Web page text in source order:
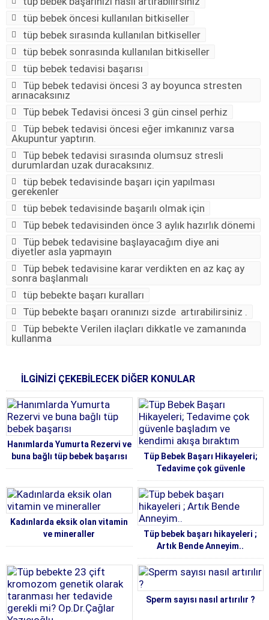
tüp bebek öncesi kullanılan bitkiseller
tüp bebek sırasında kullanılan bitkiseller
tüp bebek sonrasında kullanılan bitkiseller
tüp bebek tedavisi başarısı
Tüp bebek tedavisi öncesi 3 ay boyunca stresten
arınacaksınız
Tüp bebek Tedavisi öncesi 3 gün cinsel perhiz
Tüp bebek tedavisi öncesi eğer imkanınız varsa
Akupuntur yaptırın.
Tüp bebek tedavisi sırasında olumsuz stresli
durumlardan uzak duracaksınız.
tüp bebek tedavisinde başarı için yapılması
gerekenler
tüp bebek tedavisinde başarılı olmak için
Tüp bebek tedavisinden önce 3 aylık hazırlık dönemi
Tüp bebek tedavisine başlayacağım diye ani
diyetler asla yapmayın
Tüp bebek tedavisine karar verdikten en az kaç ay
sonra başlanmalı
tüp bebekte başarı kuralları
Tüp bebekte başarı oranınızı sizde artırabilirsiniz .
Tüp bebekte Verilen ilaçları dikkatle ve zamanında
kullanma
İLGİNİZİ ÇEKEBİLECEK DİĞER KONULAR
Hanımlarda Yumurta Rezervi ve
buna bağlı tüp bebek başarısı
Tüp Bebek Başarı Hikayeleri;
Tedavime çok güvenle
başladım ve kendimi akışa
bıraktım
Kadınlarda eksik olan vitamin
ve mineraller
Tüp bebek başarı hikayeleri ;
Artık Bende Anneyim..
Sperm sayısı nasıl artırılır ?